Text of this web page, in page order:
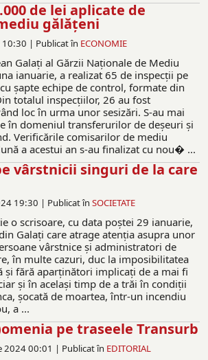
de lei aplicate de
gălățeni
10:30 | Publicat în ECONOMIE
Galați al Gărzii Naționale de Mediu
ianuarie, a realizat 65 de inspecții pe
șapte echipe de control, formate din
totalul inspecțiilor, 26 au fost
loc în urma unor sesizări. S-au mai
în domeniul transferurilor de deșeuri și
Verificările comisarilor de mediu
a acestui an s-au finalizat cu nou� ...
vârstnicii singuri de la care
19:30 | Publicat în SOCIETATE
o scrisoare, cu data poștei 29 ianuarie,
Galați care atrage atenția asupra unor
vârstnice și administratori de
în multe cazuri, duc la imposibilitatea
și fără aparținători implicați de a mai fi
și în același timp de a trăi în condiții
șocată de moartea, într-un incendiu
a ...
pe traseele Transurb
2024 00:01 | Publicat în EDITORIAL